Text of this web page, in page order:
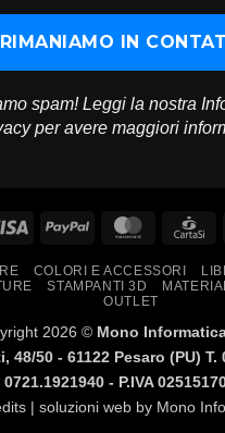
spam! Leggi la nostra
per avere maggiori
Visa PayPal
COLORI E ACCESSORI
STAMPANTI 3D
OUTLET
2026 © Mono
48/50 - 61122 Pesaro (PU) T.
0721.1921940 - P.IVA
| soluzioni web by Mono